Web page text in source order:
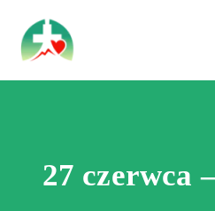
Wojewódzki
Św. Rafała w
27 czerwca